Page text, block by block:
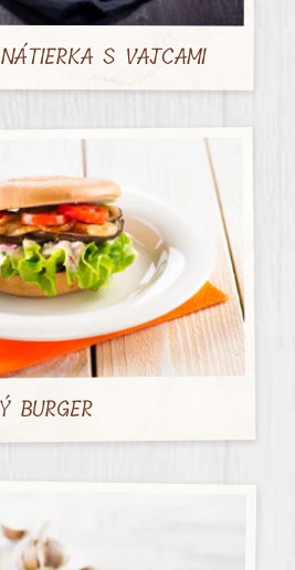
S VAJCAMI
BURGER